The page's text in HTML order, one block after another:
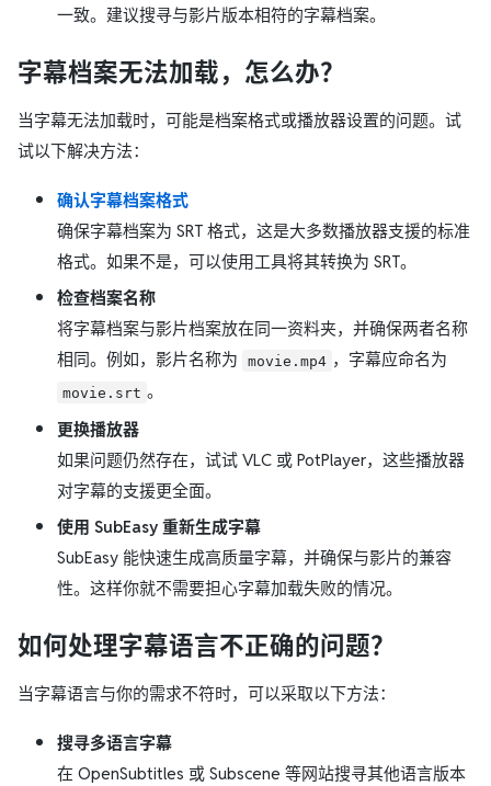
一致。建议搜寻与影片版本相符的字幕档案。
字幕档案无法加载，怎么办？
当字幕无法加载时，可能是档案格式或播放器设置的问题。试
试以下解决方法：
确认字幕档案格式
确保字幕档案为 SRT 格式，这是大多数播放器支援的标准
格式。如果不是，可以使用工具将其转换为 SRT。
检查档案名称
将字幕档案与影片档案放在同一资料夹，并确保两者名称
相同。例如，影片名称为
movie.mp4 ，字幕应命名为
movie.srt 。
更换播放器
如果问题仍然存在，试试 VLC 或 PotPlayer，这些播放器
对字幕的支援更全面。
使用 SubEasy 重新生成字幕
SubEasy 能快速生成高质量字幕，并确保与影片的兼容
性。这样你就不需要担心字幕加载失败的情况。
如何处理字幕语言不正确的问题？
当字幕语言与你的需求不符时，可以采取以下方法：
搜寻多语言字幕
在 OpenSubtitles 或 Subscene 等网站搜寻其他语言版本